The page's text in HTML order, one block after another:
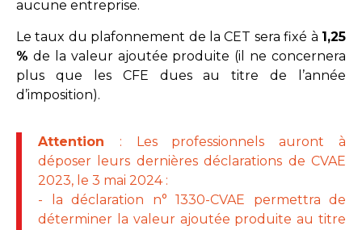
aucune entreprise.
Le taux du plafonnement de la CET sera fixé à 1,25
% de la valeur ajoutée produite (il ne concernera
plus que les CFE dues au titre de l’année
d’imposition).
Attention : Les professionnels auront à
déposer leurs dernières déclarations de CVAE
2023, le 3 mai 2024 :
- la déclaration n° 1330-CVAE permettra de
déterminer la valeur ajoutée produite au titre